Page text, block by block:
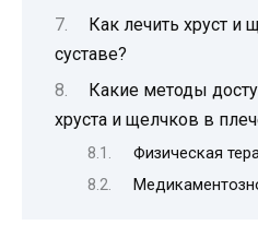
Как лечить хруст и
суставе?
Какие методы
хруста и щелчков в
Физическая